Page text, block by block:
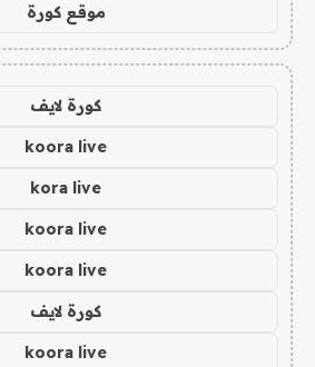
موقع كورة
كورة لايف
koora live
kora live
koora live
koora live
كورة لايف
koora live